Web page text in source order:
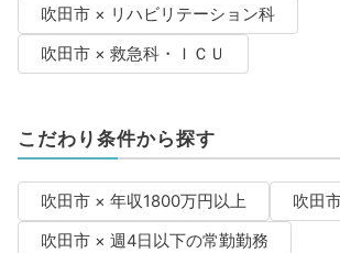
吹田市 × リハビリテーション科
吹田市 × 救急科・ＩＣＵ
こだわり条件から探す
吹田市 × 年収1800万円以上
吹田
吹田市 × 週4日以下の常勤勤務